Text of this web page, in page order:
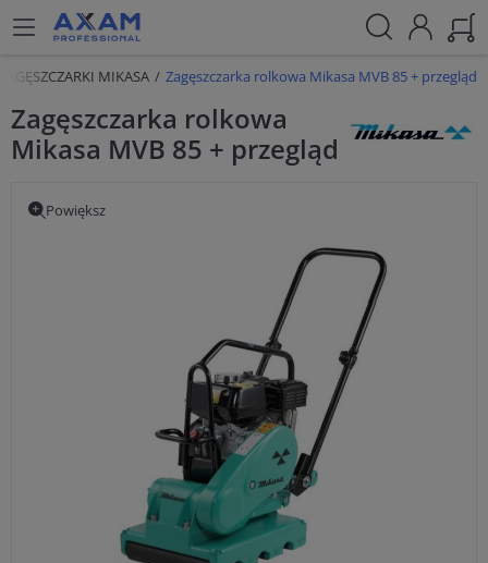
ZAGĘSZCZARKI MIKASA Zagęszczarka rolkowa Mikasa MVB 85 + przegląd
Zagęszczarka rolkowa
Mikasa MVB 85 + przegląd
Powiększ